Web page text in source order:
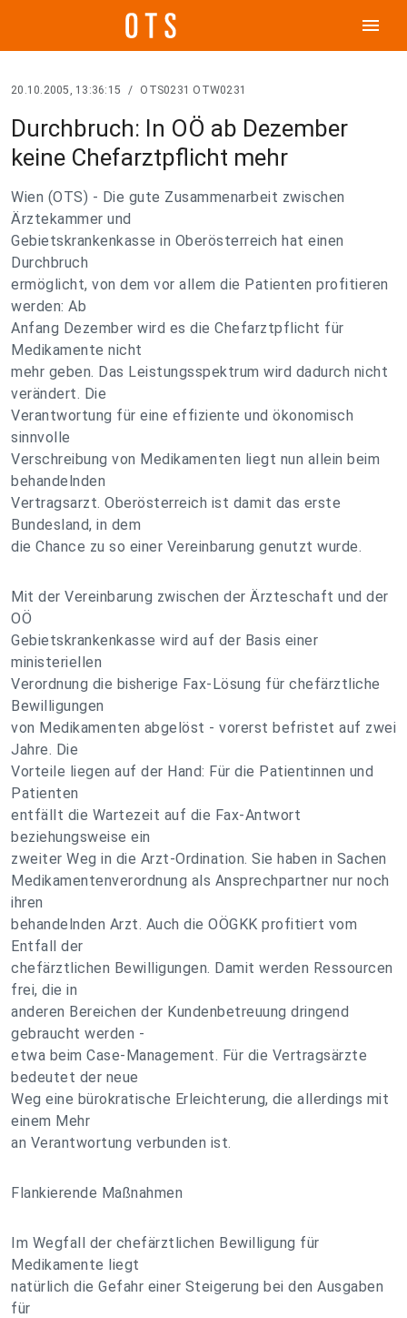
menu
20.10.2005, 13:36:15 / OTS0231 OTW0231
Durchbruch: In OÖ ab Dezember
keine Chefarztpflicht mehr
Wien (OTS) - Die gute Zusammenarbeit zwischen
Ärztekammer und
Gebietskrankenkasse in Oberösterreich hat einen
Durchbruch
ermöglicht, von dem vor allem die Patienten profitieren
werden: Ab
Anfang Dezember wird es die Chefarztpflicht für
Medikamente nicht
mehr geben. Das Leistungsspektrum wird dadurch nicht
verändert. Die
Verantwortung für eine effiziente und ökonomisch
sinnvolle
Verschreibung von Medikamenten liegt nun allein beim
behandelnden
Vertragsarzt. Oberösterreich ist damit das erste
Bundesland, in dem
die Chance zu so einer Vereinbarung genutzt wurde.
Mit der Vereinbarung zwischen der Ärzteschaft und der
OÖ
Gebietskrankenkasse wird auf der Basis einer
ministeriellen
Verordnung die bisherige Fax-Lösung für chefärztliche
Bewilligungen
von Medikamenten abgelöst - vorerst befristet auf zwei
Jahre. Die
Vorteile liegen auf der Hand: Für die Patientinnen und
Patienten
entfällt die Wartezeit auf die Fax-Antwort
beziehungsweise ein
zweiter Weg in die Arzt-Ordination. Sie haben in Sachen
Medikamentenverordnung als Ansprechpartner nur noch
ihren
behandelnden Arzt. Auch die OÖGKK profitiert vom
Entfall der
chefärztlichen Bewilligungen. Damit werden Ressourcen
frei, die in
anderen Bereichen der Kundenbetreuung dringend
gebraucht werden -
etwa beim Case-Management. Für die Vertragsärzte
bedeutet der neue
Weg eine bürokratische Erleichterung, die allerdings mit
einem Mehr
an Verantwortung verbunden ist.
Flankierende Maßnahmen
Im Wegfall der chefärztlichen Bewilligung für
Medikamente liegt
natürlich die Gefahr einer Steigerung bei den Ausgaben
für